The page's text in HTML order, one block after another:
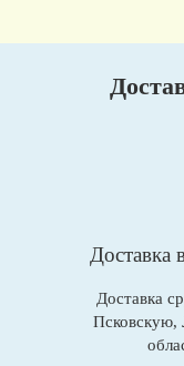
Доставка
Доставка
Псковскую,